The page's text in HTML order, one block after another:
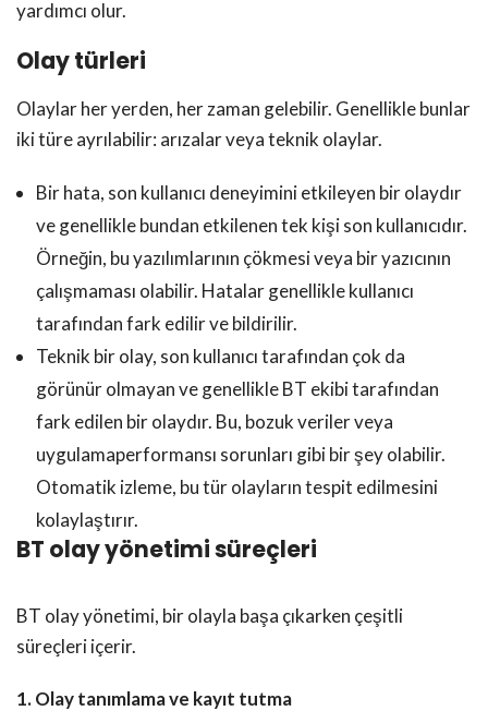
yardımcı olur.
Olay türleri
Olaylar her yerden, her zaman gelebilir. Genellikle bunlar
iki türe ayrılabilir: arızalar veya teknik olaylar.
Bir hata, son kullanıcı deneyimini etkileyen bir olaydır
ve genellikle bundan etkilenen tek kişi son kullanıcıdır.
Örneğin, bu yazılımlarının çökmesi veya bir yazıcının
çalışmaması olabilir. Hatalar genellikle kullanıcı
tarafından fark edilir ve bildirilir.
Teknik bir olay, son kullanıcı tarafından çok da
görünür olmayan ve genellikle BT ekibi tarafından
fark edilen bir olaydır. Bu, bozuk veriler veya
uygulamaperformansı sorunları gibi bir şey olabilir.
Otomatik izleme, bu tür olayların tespit edilmesini
kolaylaştırır.
BT olay yönetimi süreçleri
BT olay yönetimi, bir olayla başa çıkarken çeşitli
süreçleri içerir.
1. Olay tanımlama ve kayıt tutma